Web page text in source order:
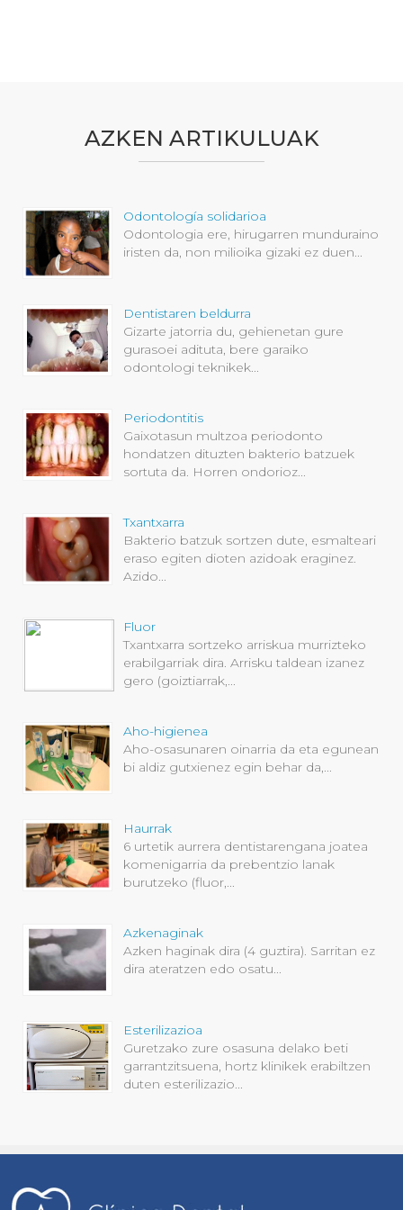
AZKEN ARTIKULUAK
Odontología solidarioa
Odontologia ere, hirugarren munduraino
iristen da, non milioika gizaki ez duen...
Dentistaren beldurra
Gizarte jatorria du, gehienetan gure
gurasoei adituta, bere garaiko
odontologi teknikek...
Periodontitis
Gaixotasun multzoa periodonto
hondatzen dituzten bakterio batzuek
sortuta da. Horren ondorioz...
Txantxarra
Bakterio batzuk sortzen dute, esmalteari
eraso egiten dioten azidoak eraginez.
Azido...
Fluor
Txantxarra sortzeko arriskua murrizteko
erabilgarriak dira. Arrisku taldean izanez
gero (goiztiarrak,...
Aho-higienea
Aho-osasunaren oinarria da eta egunean
bi aldiz gutxienez egin behar da,...
Haurrak
6 urtetik aurrera dentistarengana joatea
komenigarria da prebentzio lanak
burutzeko (fluor,...
Azkenaginak
Azken haginak dira (4 guztira). Sarritan ez
dira ateratzen edo osatu...
Esterilizazioa
Guretzako zure osasuna delako beti
garrantzitsuena, hortz klinikek erabiltzen
duten esterilizazio...